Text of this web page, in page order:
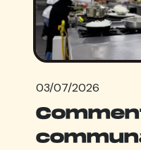
03/07/2026